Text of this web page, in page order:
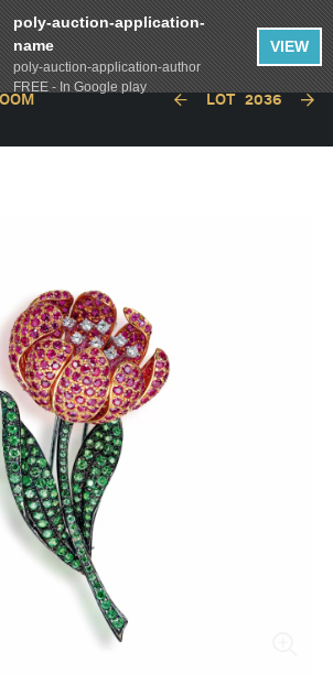
LOT 2036
poly-auction-application-
name
poly-auction-application-author
FREE - In Google play
VIEW